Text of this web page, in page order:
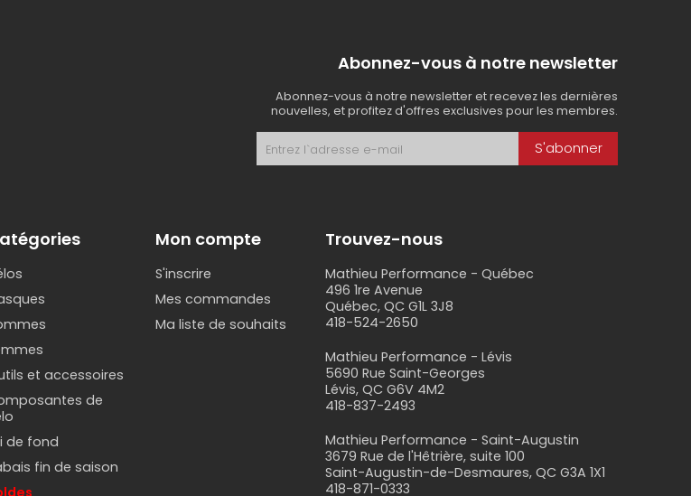
enfant choisir?
pour enfants seront plus adaptés que d'autres.
sont parfaits pour développer l'équilibre dès le plus jeune âge. Le trotteur
efficace pour faciliter la transition vers un vélo à pédales.
Abonnez-vous à notre newsletter
Abonnez-vous à notre newsletter et recevez les dernières
nouvelles, et profitez d'offres exclusives pour les membres.
S'abonner
et accessoires
de
de fond
fin de saison
Mon compte
S'inscrire
Mes commandes
Ma liste de souhaits
Trouvez-nous
Mathieu Performance - Québec
496 1re Avenue
Québec, QC G1L 3J8
418-524-2650
Mathieu Performance - Lévis
5690 Rue Saint-Georges
Lévis, QC G6V 4M2
418-837-2493
Mathieu Performance - Saint-Augustin
3679 Rue de l'Hêtrière, suite 100
Saint-Augustin-de-Desmaures, QC G3A 1X1
418-871-0333